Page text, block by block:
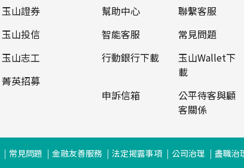
玉山證券
玉山投信
玉山志工
菁英招募
幫助中心
聯繫客服
智能客服
常見問題
行動銀行下載
玉山Wallet下
載
申訴信箱
公平待客與顧
客關係
常見問題 金融友善服務 法定揭露事項 公司治理 盡職治